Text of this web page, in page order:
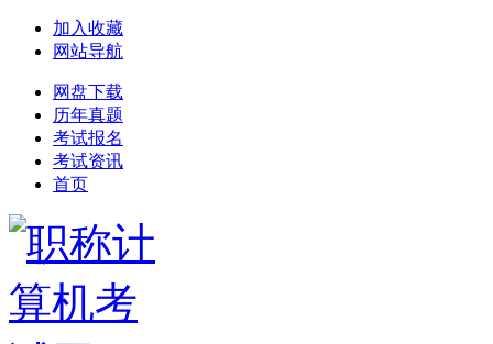
加入收藏
网站导航
网盘下载
历年真题
考试报名
考试资讯
首页